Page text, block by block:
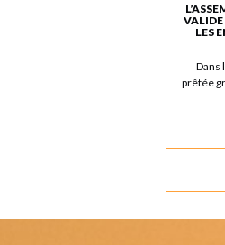
LES
Dans
prêtée